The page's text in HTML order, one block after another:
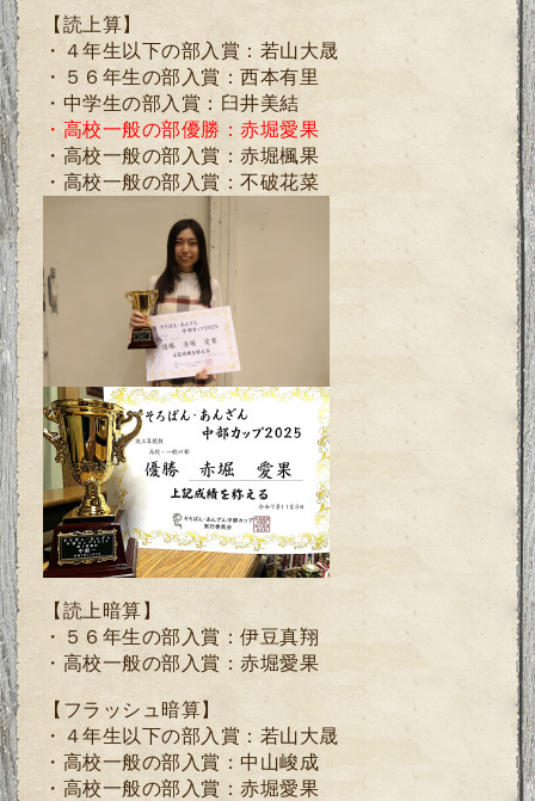
【読上算】
・４年生以下の部入賞：若山大晟
・５６年生の部入賞：西本有里
・中学生の部入賞：臼井美結
・高校一般の部優勝：赤堀愛果
・高校一般の部入賞：赤堀楓果
・高校一般の部入賞：不破花菜
【読上暗算】
・５６年生の部入賞：伊豆真翔
・高校一般の部入賞：赤堀愛果
【フラッシュ暗算】
・４年生以下の部入賞：若山大晟
・高校一般の部入賞：中山峻成
・高校一般の部入賞：赤堀愛果